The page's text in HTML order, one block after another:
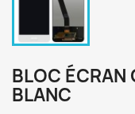
BLOC ÉCRAN
BLANC